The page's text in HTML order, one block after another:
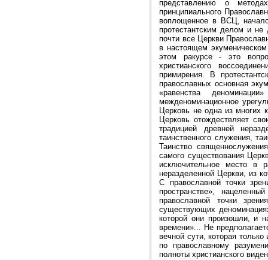
представлению о
принципиального
воплощенное в ВСЦ,
протестантским делом и не
почти все Церкви
в настоящем
этом ракурсе - это
христианского
примирения. В
православных основная
«равенства
межденоминационное
Церковь не одна из многих
Церковь отождествляет
традицией древней
таинственного служения,
Таинство
самого существования
исключительное место в
неразделенной Церкви, из
С православной точки
пространстве»,
православной точки
существующих
которой они произошли, и
времени»... Не
вечной сути, которая
по православному
полноты христианского